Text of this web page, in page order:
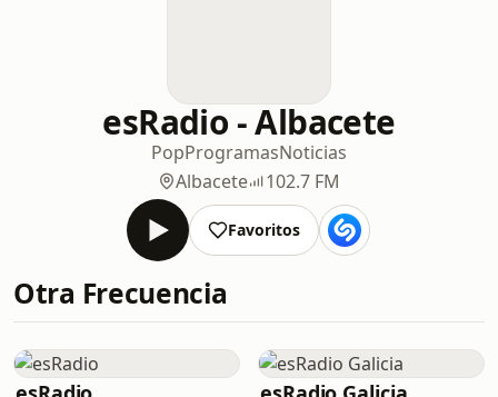
esRadio - Albacete
PopProgramasNoticias
Albacete
102.7 FM
Favoritos
Otra Frecuencia